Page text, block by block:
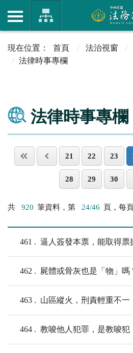
首頁 法治視窗
法律時事專欄
法律時事專欄
21 22 23
28 29 30
共 920 筆資料，第 24/46 頁，每
461 逼人簽發本票，能取得票
462 屍體或骨灰也是「物」嗎
463 山區縱火，刑責輕重不一
464 教唆他人犯罪，是教唆犯